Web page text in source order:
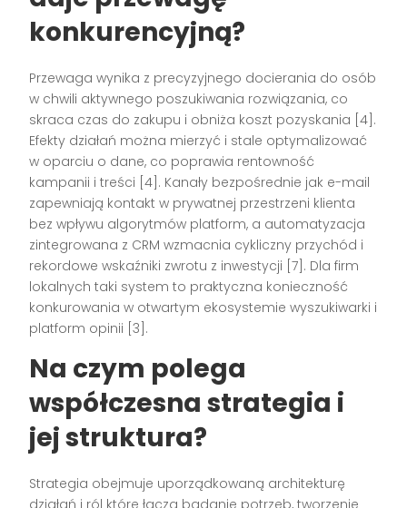
konkurencyjną?
Przewaga wynika z precyzyjnego docierania do osób
w chwili aktywnego poszukiwania rozwiązania, co
skraca czas do zakupu i obniża koszt pozyskania [4].
Efekty działań można mierzyć i stale optymalizować
w oparciu o dane, co poprawia rentowność
kampanii i treści [4]. Kanały bezpośrednie jak e-mail
zapewniają kontakt w prywatnej przestrzeni klienta
bez wpływu algorytmów platform, a automatyzacja
zintegrowana z CRM wzmacnia cykliczny przychód i
rekordowe wskaźniki zwrotu z inwestycji [7]. Dla firm
lokalnych taki system to praktyczna konieczność
konkurowania w otwartym ekosystemie wyszukiwarki i
platform opinii [3].
Na czym polega
współczesna strategia i
jej struktura?
Strategia obejmuje uporządkowaną architekturę
działań i ról które łączą badanie potrzeb, tworzenie